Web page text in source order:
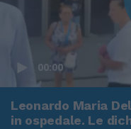
00:00
Leonardo Maria
in ospedale. Le